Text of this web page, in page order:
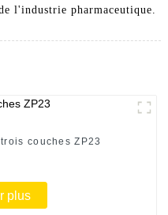
l'industrie pharmaceutique.
couches ZP23
plus